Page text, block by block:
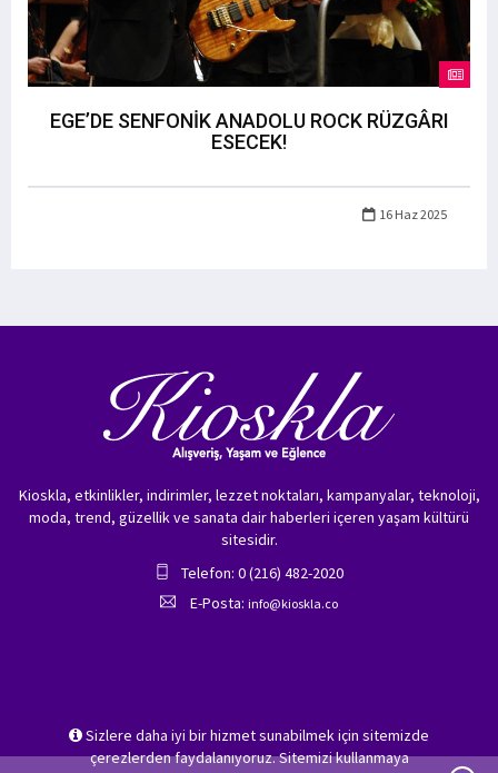
EGE’DE SENFONİK ANADOLU ROCK RÜZGÂRI
ESECEK!
16 Haz 2025
Sizlere daha iyi bir hizmet sunabilmek için sitemizde
çerezlerden faydalanıyoruz. Sitemizi kullanmaya
Kioskla, etkinlikler, indirimler, lezzet noktaları, kampanyalar, teknoloji,
moda, trend, güzellik ve sanata dair haberleri içeren yaşam kültürü
sitesidir.
Telefon: 0 (216) 482-2020
E-Posta: info@kioskla.co